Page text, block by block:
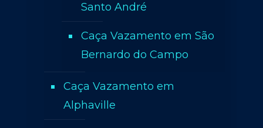
Santo André
Caça Vazamento em São
Bernardo do Campo
Caça Vazamento em
Alphaville